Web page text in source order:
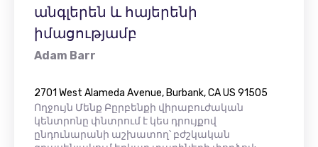
անգլերեն և հայերենի
իմացությամբ
Adam Barr
2701 West Alameda Avenue, Burbank, CA US 91505
Ողջույն Մենք Բըրբենքի վիրաբուժական
կենտրոնը փնտրում է կես դրույքով
ընդունարանի աշխատող՝ բժշկական